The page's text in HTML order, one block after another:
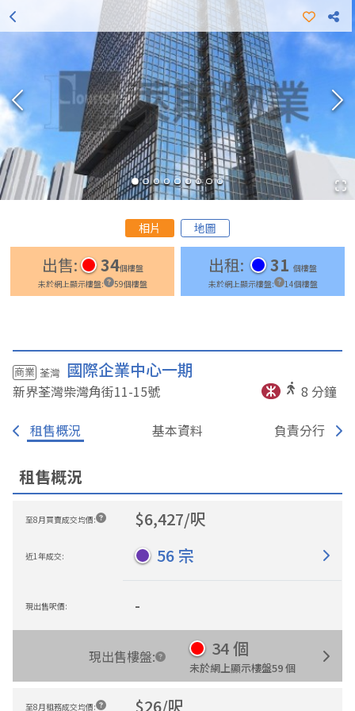
更多出租樓盤 更多出售樓盤
相片 地圖
出售: 34個樓盤
未於網上顯示樓盤: 59個樓盤
出租: 31 個樓盤
未於網上顯示樓盤: 14個樓盤
商業 荃灣 國際企業中心一期
新界荃灣柴灣角街11-15號 8 分鐘
租售概況 基本資料 負責分行
租售概況
至8月買賣成交均價: $6,427/呎
近1年成交: 56 宗
現出售呎價: -
現出售樓盤: 34個
未於網上顯示樓盤59個
至8月租務成交均價: $26/呎